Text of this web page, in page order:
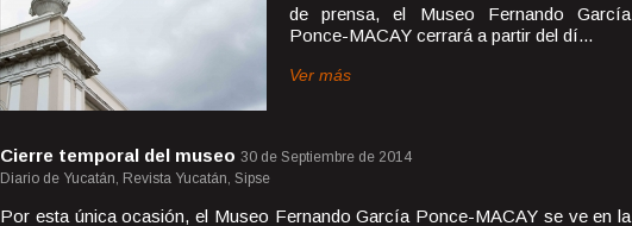
de prensa, el Museo Fernando García
Ponce-MACAY cerrará a partir del dí...
Ver más
Cierre temporal del museo 30 de Septiembre de 2014
Diario de Yucatán, Revista Yucatán, Sipse
Por esta única ocasión, el Museo Fernando García Ponce-MACAY se ve en la